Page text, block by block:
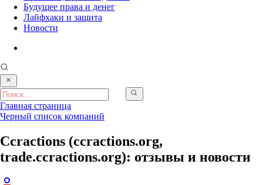
Будущее права и денег
Лайфхаки и защита
Новости
Главная страница
Черный список компаний
Ccractions (ccractions.org,
trade.ccractions.org): отзывы и новости